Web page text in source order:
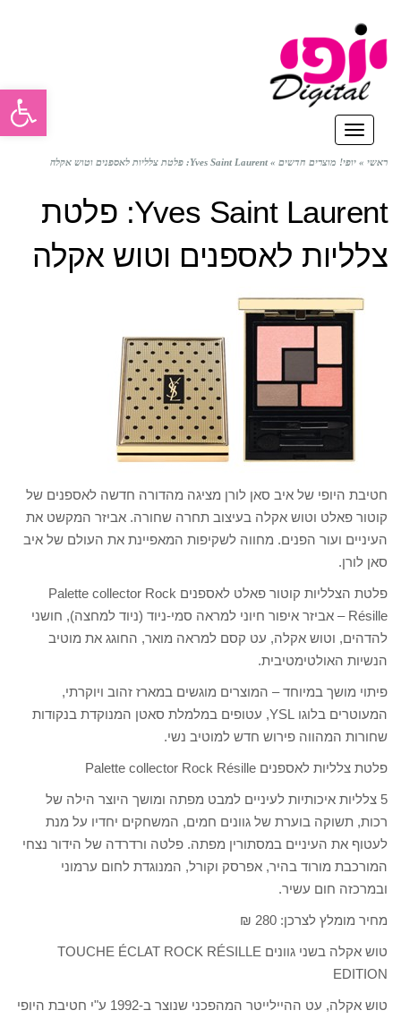
תפריט
ראשי » יופי! מוצרים חדשים » Yves Saint Laurent: פלטת צלליות לאספנים וטוש אקלה
Yves Saint Laurent: פלטת
צלליות לאספנים וטוש אקלה
חטיבת היופי של איב סאן לורן מציגה מהדורה חדשה לאספנים של
קוטור פאלט וטוש אקלה בעיצוב תחרה שחורה. אביזר המקשט את
העיניים ועור הפנים. מחווה לשקיפות המאפיינת את העולם של איב
סאן לורן.
פלטת הצלליות קוטור פאלט לאספנים Palette collector Rock
Résille – אביזר איפור חיוני למראה סמי-ניוד (ניוד למחצה), חושני
להדהים, וטוש אקלה, עט קסם למראה מואר, החוגג את מוטיב
הנשיות האולטימטיבית.
פיתוי מושך במיוחד – המוצרים מוגשים במארז זהוב ויוקרתי,
המעוטרים בלוגו YSL, עטופים במלמלת סאטן המנוקדת בנקודות
שחורות המהווה פירוש חדש למוטיב נשי.
פלטת צלליות לאספנים Palette collector Rock Résille
5 צלליות איכותיות לעיניים למבט מפתה ומושך היוצר הילה של
רכות, תשוקה בוערת של גוונים חמים, המשחקים יחדיו על מנת
לעטוף את העיניים במסתורין מפתה. פלטה ורדרדה של הידור נצחי
המורכבת מורוד בהיר, אפרסק וקורל, המנוגדת לחום ערמוני
ובמרכזה חום עשיר.
מחיר מומלץ לצרכן: 280 ₪
טוש אקלה בשני גוונים TOUCHE ÉCLAT ROCK RÉSILLE
EDITION
טוש אקלה, עט ההיילייטר המהפכני שנוצר ב-1992 ע"י חטיבת היופי
פתח